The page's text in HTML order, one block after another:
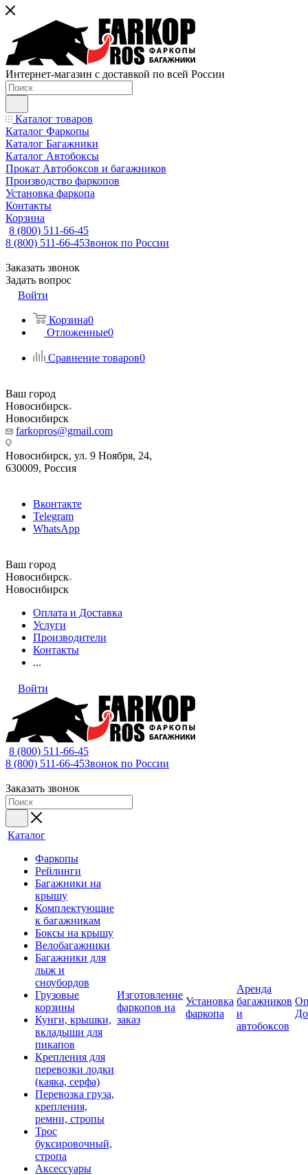
Интернет-магазин с доставкой по всей России
Каталог товаров
Каталог Фаркопы
Каталог Багажники
Каталог Автобоксы
Прокат Автобоксов и багажников
Производство фаркопов
Установка фаркопа
Контакты
Корзина
8 (800) 511-66-45
8 (800) 511-66-45Звонок по России
Заказать звонок
Задать вопрос
Войти
Корзина0
Отложенные0
Сравнение товаров0
Ваш город
Новосибирск
Новосибирск
farkopros@gmail.com
Новосибирск, ул. 9 Ноября, 24,
630009, Россия
Вконтакте
Telegram
WhatsApp
Ваш город
Новосибирск
Новосибирск
Оплата и Доставка
Услуги
Производители
Контакты
...
Войти
8 (800) 511-66-45
8 (800) 511-66-45Звонок по России
Заказать звонок
Каталог
Фаркопы
Рейлинги
Багажники на
крышу
Комплектующие
к багажникам
Боксы на крышу
Велобагажники
Багажники для
лыж и
сноубордов
Грузовые
корзины
Кунги, крышки,
вкладыши для
пикапов
Крепления для
перевозки лодки
(каяка, серфа)
Перевозка груза,
крепления,
ремни, стропы
Трос
буксировочный,
стропа
Аксессуары
Изготовление
фаркопов на
заказ
Установка
фаркопа
Аренда
багажников
и
автобоксов